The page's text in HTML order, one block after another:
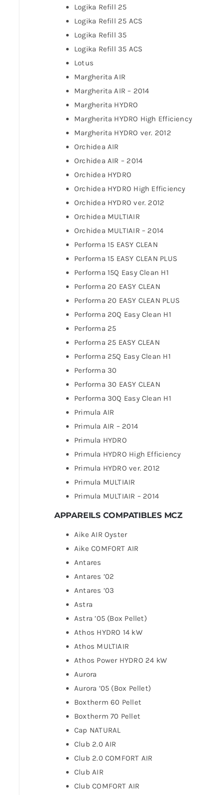
Logika Refill 25
Logika Refill 25 ACS
Logika Refill 35
Logika Refill 35 ACS
Lotus
Margherita AIR
Margherita AIR – 2014
Margherita HYDRO
Margherita HYDRO High Efficiency
Margherita HYDRO ver. 2012
Orchidea AIR
Orchidea AIR – 2014
Orchidea HYDRO
Orchidea HYDRO High Efficiency
Orchidea HYDRO ver. 2012
Orchidea MULTIAIR
Orchidea MULTIAIR – 2014
Performa 15 EASY CLEAN
Performa 15 EASY CLEAN PLUS
Performa 15Q Easy Clean H1
Performa 20 EASY CLEAN
Performa 20 EASY CLEAN PLUS
Performa 20Q Easy Clean H1
Performa 25
Performa 25 EASY CLEAN
Performa 25Q Easy Clean H1
Performa 30
Performa 30 EASY CLEAN
Performa 30Q Easy Clean H1
Primula AIR
Primula AIR – 2014
Primula HYDRO
Primula HYDRO High Efficiency
Primula HYDRO ver. 2012
Primula MULTIAIR
Primula MULTIAIR – 2014
APPAREILS COMPATIBLES MCZ
Aike AIR Oyster
Aike COMFORT AIR
Antares
Antares ’02
Antares ’03
Astra
Astra ’05 (Box Pellet)
Athos HYDRO 14 kW
Athos MULTIAIR
Athos Power HYDRO 24 kW
Aurora
Aurora ’05 (Box Pellet)
Boxtherm 60 Pellet
Boxtherm 70 Pellet
Cap NATURAL
Club 2.0 AIR
Club 2.0 COMFORT AIR
Club AIR
Club COMFORT AIR